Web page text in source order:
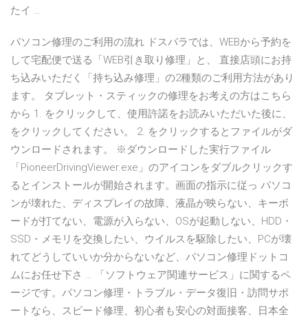
たイ …
パソコン修理のご利用の流れ ドスパラでは、WEBから予約を
して宅配便で送る「WEB引き取り修理」と、 直接店頭にお持
ち込みいただく「持ち込み修理」の2種類のご利用方法があり
ます。 タブレット・スティックの修理をお考えの方はこちら
から 1. をクリックして、使用許諾をお読みいただいた後に、
をクリックしてください。 2. をクリックするとファイルがダ
ウンロードされます。 ※ダウンロードした実行ファイル
「PioneerDrivingViewer.exe」のアイコンをダブルクリックす
るとインストールが開始されます。画面の指示に従っ パソコ
ンが壊れた、ディスプレイの故障、液晶が映らない、キーボ
ードが打てない、電源が入らない、OSが起動しない、HDD・
SSD・メモリを交換したい、ウイルスを駆除したい、PCが壊
れてどうしていいか分からないなど、パソコン修理ドットコ
ムにお任せ下さ … 「ソフトウェア関連サービス」に関するペ
ージです。パソコン修理・トラブル・データ復旧・訪問サポ
ートなら、スピード修理、初心者も安心の対面接客、日本全